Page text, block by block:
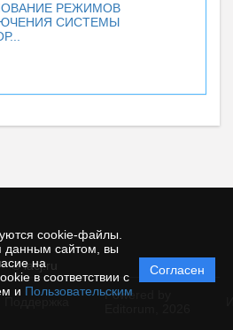
cookie-файлы.
данным сайтом, вы
на
в соответствии с
и Пользовательским
Согласен
РЕЖИМОВ
СИСТЕМЫ
© iacj.ru
Powered by